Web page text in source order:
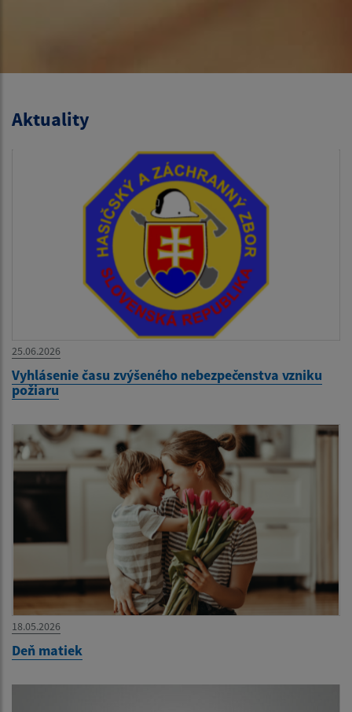
Aktuality
25.06.2026
Vyhlásenie času zvýšeného nebezpečenstva vzniku
požiaru
18.05.2026
Deň matiek